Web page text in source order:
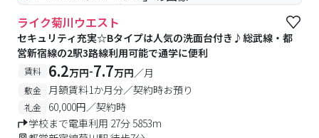
#予約受付中 #空室待ち
ライク菊川ウエスト
セキュリティ充実☆Bタイプは人気の洗面台付き♪総武線・都
営新宿線の2駅3路線利用可能で通学に便利
賃料 6.2万円-7.7万円／月
敷金 月額賃料1か月分／契約時お預り
礼金
60,000円／契約時
学校まで電車利用 27分 5853m